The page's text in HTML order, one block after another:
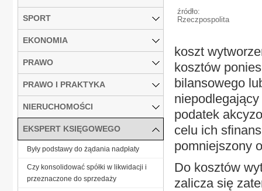
źródło:
Rzeczpospolita
koszt
kosztów
bilansowego
podatek
celu ich
pomniejszony
Do kosztów
zalicza się
SPORT
EKONOMIA
PRAWO
PRAWO I PRAKTYKA
NIERUCHOMOŚCI
EKSPERT KSIĘGOWEGO
Były podstawy do żądania nadpłaty
Czy konsolidować spółki w likwidacji i
przeznaczone do sprzedaży